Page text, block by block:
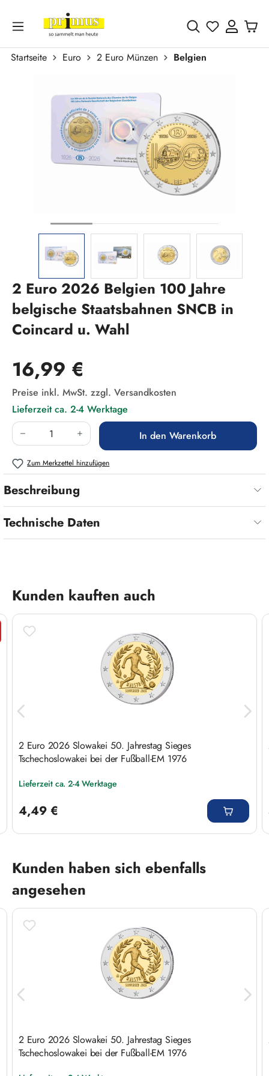
Zum Hauptinhalt springen
Du hast 0
Startseite Euro 2 Euro Münzen
Belgien
2 Euro 2026 Belgien 100 Jahre
belgische Staatsbahnen SNCB in
Coincard u. Wahl
Regulärer Preis:
16,99 €
Preise inkl. MwSt. zzgl. Versandkosten
Lieferzeit ca. 2-4 Werktage
Produkt Anzahl: Gib den gewünschten Wert
In den Warenkorb
Zum Merkzettel hinzufügen
Beschreibung
Technische Daten
Produktgalerie überspringen
Kunden kauften auch
2 Euro 2026 Slowakei 50. Jahrestag Sieges
Tschechoslowakei bei der Fußball-EM 1976
Lieferzeit ca. 2-4 Werktage
4,49 €
Produktgalerie überspringen
Kunden haben sich ebenfalls
angesehen
2 Euro 2026 Slowakei 50. Jahrestag Sieges
Tschechoslowakei bei der Fußball-EM 1976